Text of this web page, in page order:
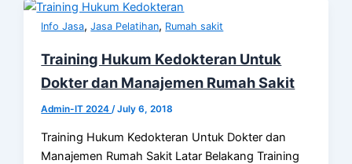
Info Jasa,Jasa Pelatihan, Rumah sakit
Training Hukum Kedokteran Untuk
Dokter dan Manajemen Rumah Sakit
Admin-IT 2024/July 6, 2018
Training Hukum Kedokteran Untuk Dokter dan
Manajemen Rumah Sakit Latar Belakang Training